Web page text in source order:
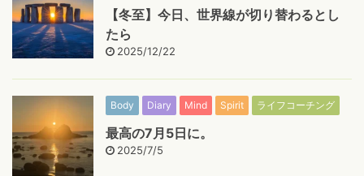
【冬至】今日、世界線が切り替わるとし
たら
2025/12/22
Body Diary Mind Spirit ライフコーチング
最高の7月5日に。
2025/7/5